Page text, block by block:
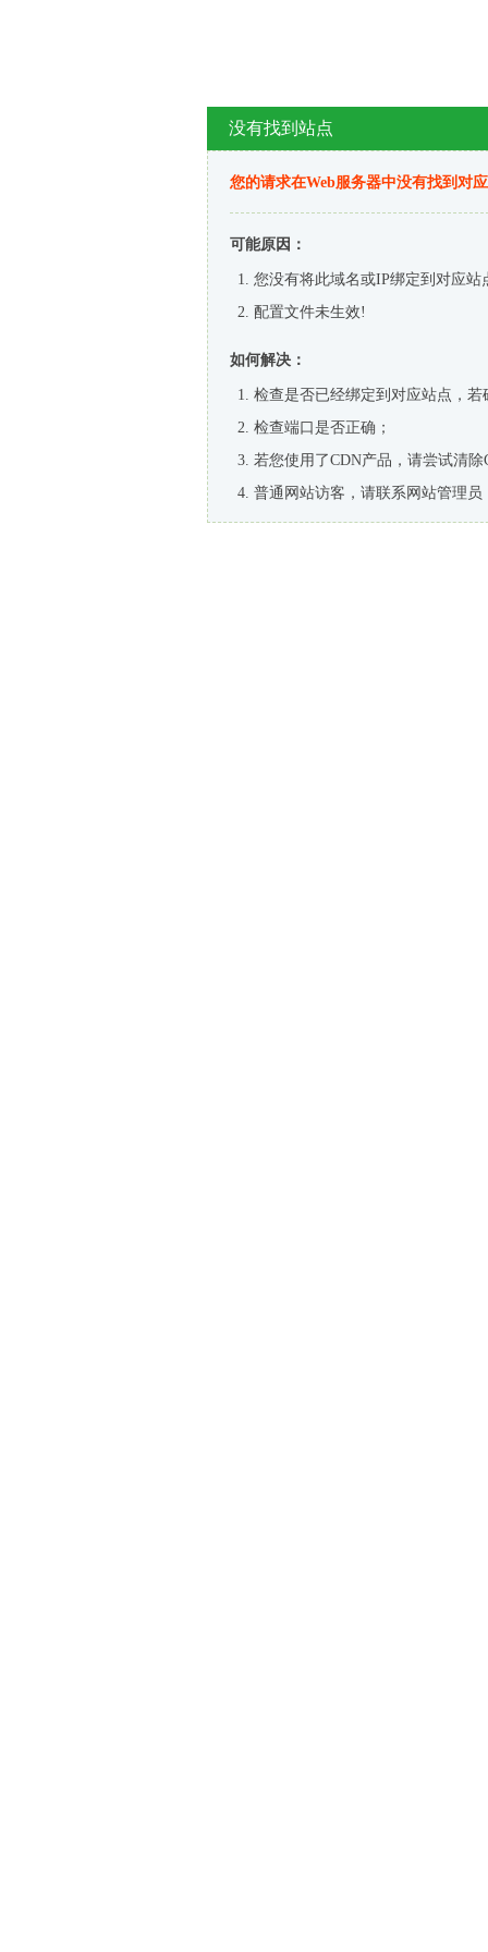
没有找到站点
您的请求在Web服务器中没有找到对
可能原因：
您没有将此域名或IP绑定到对应站
配置文件未生效!
如何解决：
检查是否已经绑定到对应站点，
检查端口是否正确；
若您使用了CDN产品，请尝试清除
普通网站访客，请联系网站管理员